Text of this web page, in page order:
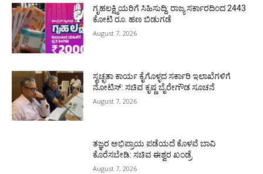
ಗೃಹಲಕ್ಷ್ಮಿಯರಿಗೆ ಸಿಹಿಸುದ್ದಿ: ರಾಜ್ಯ ಸರ್ಕಾರದಿಂದ 2443
ಕೋಟಿ ರೂ. ಹಣ ಬಿಡುಗಡೆ
August 7, 2026
ಸ್ವಚ್ಛತಾ ಕಾರ್ಯ ಕೈಗೊಳ್ಳದ ಸರ್ಕಾರಿ ಇಲಾಖೆಗಳಿಗೆ
ನೋಟಿಸ್: ಸಚಿವ ಕೃಷ್ಣ ಬೈರೇಗೌಡ ಸೂಚನೆ
August 7, 2026
ತಜ್ಞರ ಅಭಿಪ್ರಾಯ ಪಡೆಯದೆ ಕೊಳವೆ ಬಾವಿ
ಕೊರೆಸಬೇಡಿ: ಸಚಿವ ಈಶ್ವರ ಖಂಡ್ರೆ
August 7, 2026